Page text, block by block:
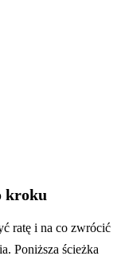
kroku
ratę i na co zwrócić
Poniższa ścieżka